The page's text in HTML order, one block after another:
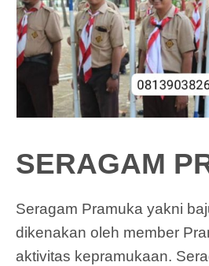
SERAGAM
Seragam Pramuka yakni
dikenakan oleh member
aktivitas kepramukaan.